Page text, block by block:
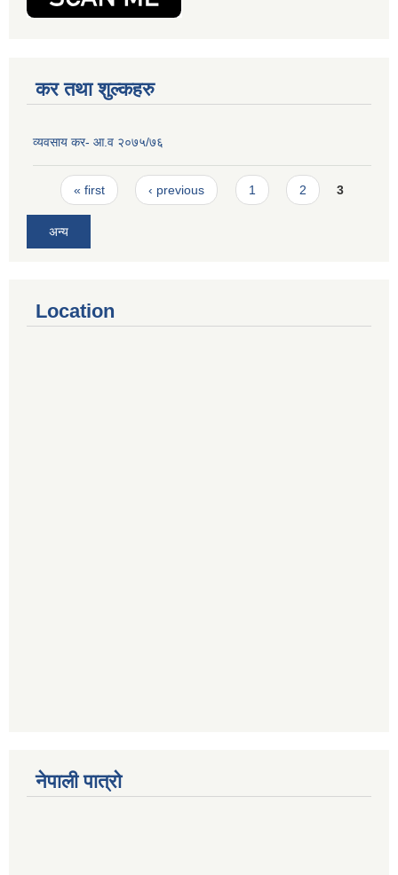
कर तथा शुल्कहरु
व्यवसाय कर- आ.व २०७५/७६
Pages
« first ‹ previous 1 2 3
अन्य
Location
नेपाली पात्रो